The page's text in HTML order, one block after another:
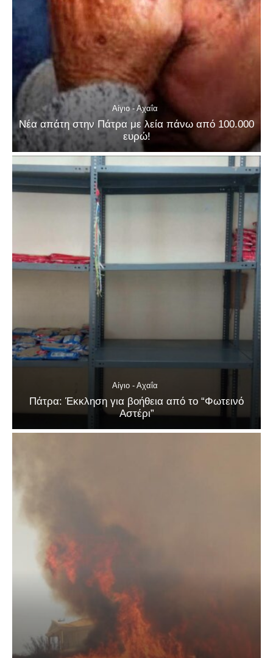
Αίγιο - Αχαΐα
Νέα απάτη στην Πάτρα με λεία πάνω από 100.000
ευρώ!
Αίγιο - Αχαΐα
Πάτρα: Έκκληση για βοήθεια από το “Φωτεινό
Αστέρι”